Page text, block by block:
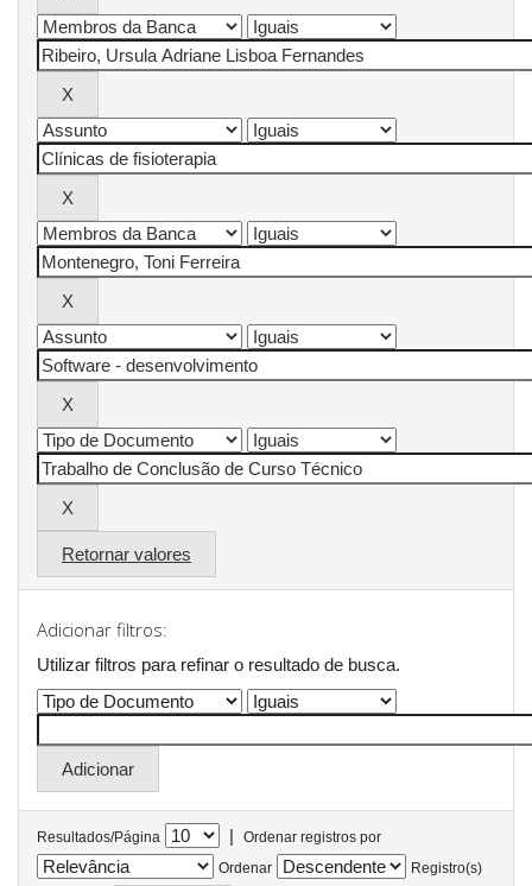
Retornar valores
Adicionar filtros:
Utilizar filtros para refinar o resultado de busca.
Resultados/Página |
Ordenar registros por
Ordenar
Registro(s)